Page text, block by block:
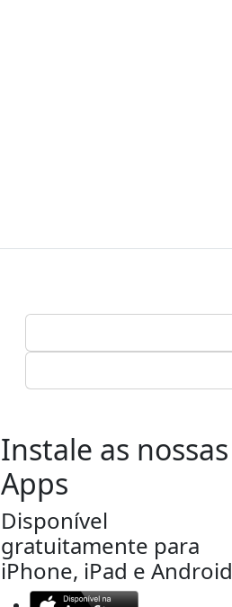
Instale as nossas
Apps
Disponível
gratuitamente para
iPhone, iPad e Android